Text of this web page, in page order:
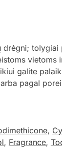
galite
pagal
,
, Fragrance,